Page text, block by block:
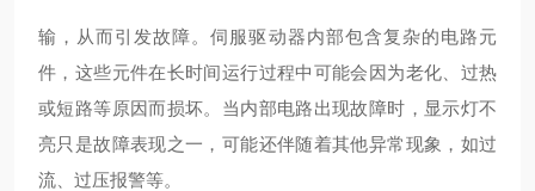
输，从而引发故障。伺服驱动器内部包含复杂的电路元
件，这些元件在长时间运行过程中可能会因为老化、过热
或短路等原因而损坏。当内部电路出现故障时，显示灯不
亮只是故障表现之一，可能还伴随着其他异常现象，如过
流、过压报警等。